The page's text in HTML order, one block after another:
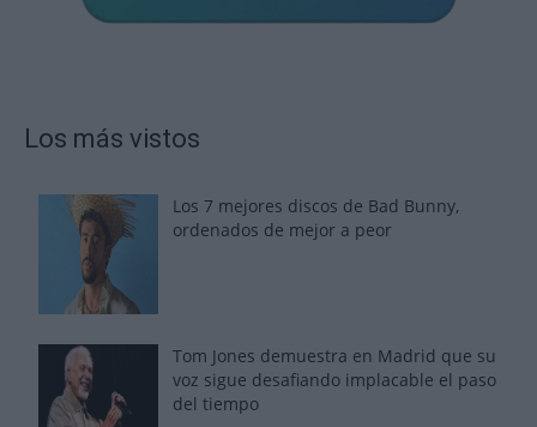
Los más vistos
Los 7 mejores discos de Bad Bunny,
ordenados de mejor a peor
Tom Jones demuestra en Madrid que su
voz sigue desafiando implacable el paso
del tiempo